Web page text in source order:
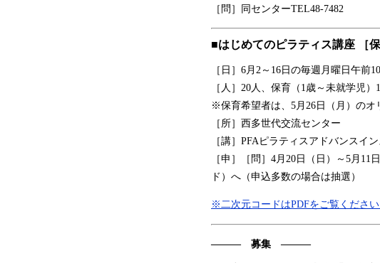
［問］同センターTEL48-7482
■はじめてのピラティス講座 ［保
［日］6月2～16日の毎週月曜日午前
［人］20人、保育（1歳～未就学児）
※保育希望者は、5月26日（月）のオ
［所］西多世代交流センター
［講］PFAピラティスアドバンスイ
［申］［問］4月20日（日）～5月
ド）へ（申込多数の場合は抽選）
※二次元コードはPDFをご覧ください
――― 募集 ―――